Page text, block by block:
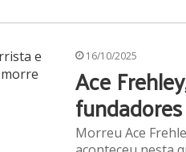
16/10/2025
Ace
Morreu Ace